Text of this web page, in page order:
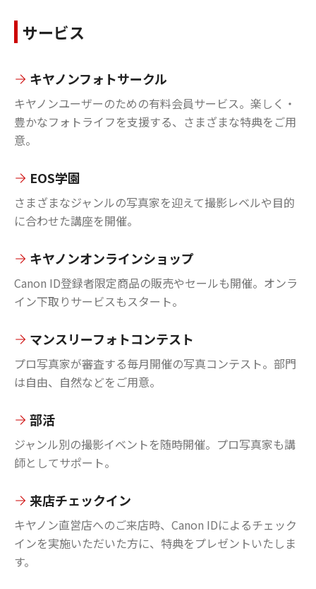
サービス
キヤノンフォトサークル
キヤノンユーザーのための有料会員サービス。楽しく・
豊かなフォトライフを支援する、さまざまな特典をご用
意。
EOS学園
さまざまなジャンルの写真家を迎えて撮影レベルや目的
に合わせた講座を開催。
キヤノンオンラインショップ
Canon ID登録者限定商品の販売やセールも開催。オンラ
イン下取りサービスもスタート。
マンスリーフォトコンテスト
プロ写真家が審査する毎月開催の写真コンテスト。部門
は自由、自然などをご用意。
部活
ジャンル別の撮影イベントを随時開催。プロ写真家も講
師としてサポート。
来店チェックイン
キヤノン直営店へのご来店時、Canon IDによるチェック
インを実施いただいた方に、特典をプレゼントいたしま
す。